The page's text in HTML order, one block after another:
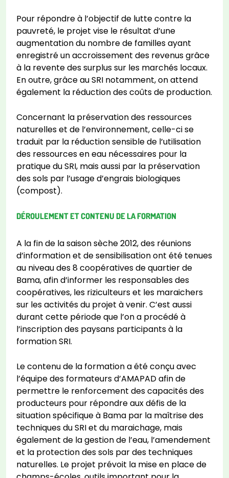
Pour répondre à l’objectif de lutte contre la
pauvreté, le projet vise le résultat d’une
augmentation du nombre de familles ayant
enregistré un accroissement des revenus grâce
à la revente des surplus sur les marchés locaux.
En outre, grâce au SRI notamment, on attend
également la réduction des coûts de production.
Concernant la préservation des ressources
naturelles et de l’environnement, celle-ci se
traduit par la réduction sensible de l’utilisation
des ressources en eau nécessaires pour la
pratique du SRI, mais aussi par la préservation
des sols par l’usage d’engrais biologiques
(compost).
DÉROULEMENT ET CONTENU DE LA FORMATION
A la fin de la saison sèche 2012, des réunions
d’information et de sensibilisation ont été tenues
au niveau des 8 coopératives de quartier de
Bama, afin d’informer les responsables des
coopératives, les riziculteurs et les maraichers
sur les activités du projet à venir. C’est aussi
durant cette période que l’on a procédé à
l’inscription des paysans participants à la
formation SRI.
Le contenu de la formation a été conçu avec
l’équipe des formateurs d’AMAPAD afin de
permettre le renforcement des capacités des
producteurs pour répondre aux défis de la
situation spécifique à Bama par la maîtrise des
techniques du SRI et du maraichage, mais
également de la gestion de l’eau, l’amendement
et la protection des sols par des techniques
naturelles. Le projet prévoit la mise en place de